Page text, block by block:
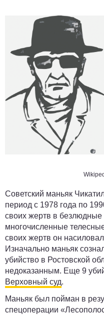
Советский маньяк
период с 1978 года по
своих жертв в безлюдные
многочисленные
своих жертв он
Изначально маньяк
убийство в Ростовской
недоказанным. Еще 9
Верховный суд.
Маньяк был пойман в
спецоперации